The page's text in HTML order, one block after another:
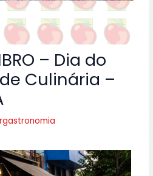
– Dia do
Culinária –